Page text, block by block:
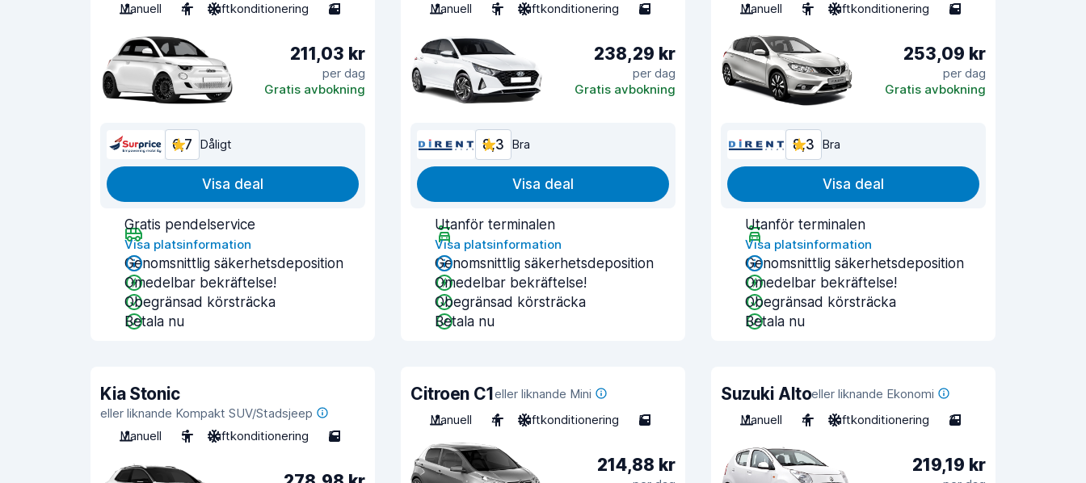
Manuell
4 Luftkonditionering 3
211,03 kr
per dag
Gratis avbokning
6,7 Dåligt
Visa deal
Gratis pendelservice
Visa platsinformation
Genomsnittlig säkerhetsdeposition
Omedelbar bekräftelse!
Obegränsad körsträcka
Betala nu
Manuell
5 Luftkonditionering 5
238,29 kr
per dag
Gratis avbokning
8,3 Bra
Visa deal
Utanför terminalen
Visa platsinformation
Genomsnittlig säkerhetsdeposition
Omedelbar bekräftelse!
Obegränsad körsträcka
Betala nu
Manuell
5 Luftkonditionering 5
253,09 kr
per dag
Gratis avbokning
8,3 Bra
Visa deal
Utanför terminalen
Visa platsinformation
Genomsnittlig säkerhetsdeposition
Omedelbar bekräftelse!
Obegränsad körsträcka
Betala nu
Kia Stonic
eller liknande Kompakt SUV/Stadsjeep
Manuell
5 Luftkonditionering 5
Citroen C1eller liknande Mini
Manuell
4 Luftkonditionering 5
214,88 kr
Suzuki Altoeller liknande Ekonomi
Manuell
4 Luftkonditionering 3
219,19 kr